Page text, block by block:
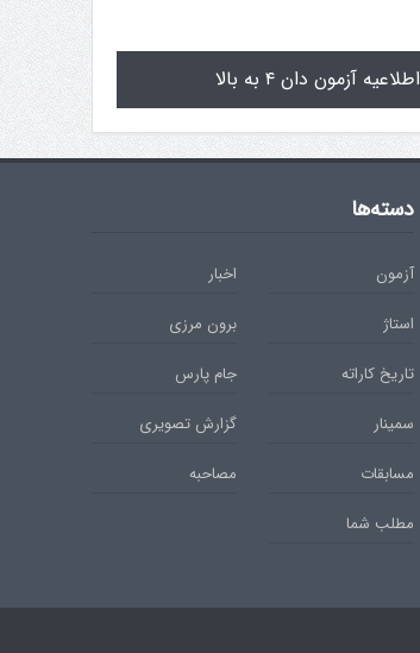
تمرینات اطلاعیه آزمون دان ۴ به بالا
دسته‌ها
آزمون
اخبار
استاژ
برون مرزی
تاریخ کاراته
جام پارس
سمینار
گزارش تصویری
مسابقات
مصاحبه
مطلب شما